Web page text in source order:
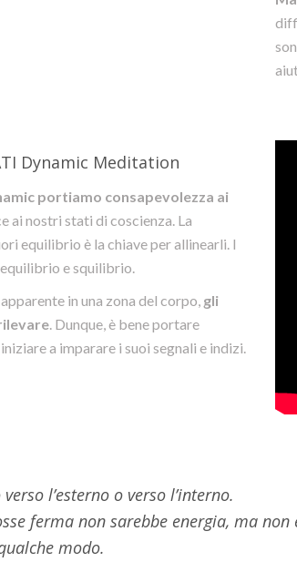
Dynamic Meditation
portiamo consapevolezza ai
ai nostri stati di coscienza. La
equilibrio è la chiave per allinearli. I
e squilibrio.
in una zona del corpo, gli
. Dunque, è bene portare
a imparare i suoi segnali e indizi.
l’esterno o verso l’interno.
ferma non sarebbe energia, ma non
modo.